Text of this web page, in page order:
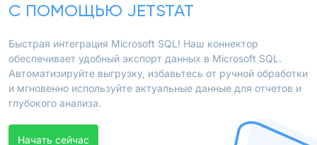
С ПОМОЩЬЮ JETSTAT
Быстрая интеграция Microsoft SQL! Наш коннектор
обеспечивает удобный экспорт данных в Microsoft SQL.
Автоматизируйте выгрузку, избавьтесь от ручной обработки
и мгновенно используйте актуальные данные для отчетов и
глубокого анализа.
Начать сейчас